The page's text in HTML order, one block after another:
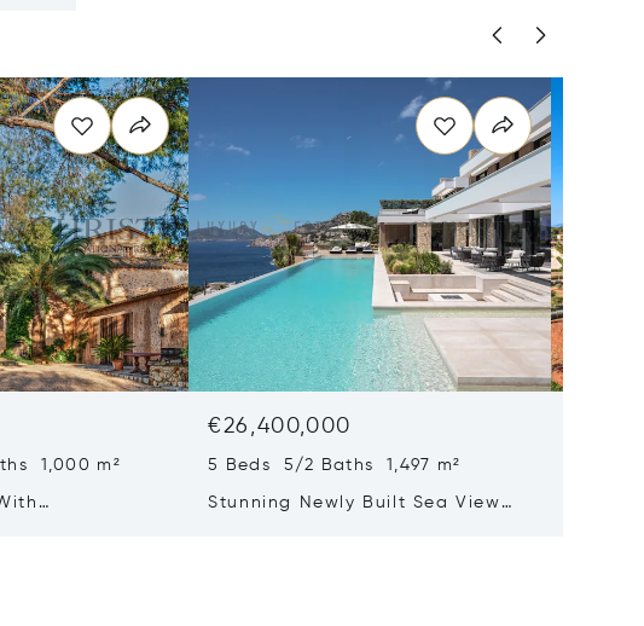
1,000 m²
€26,400,000
5 Beds 5/2 Baths 1,497 m²
Stunning Newly Built Sea View